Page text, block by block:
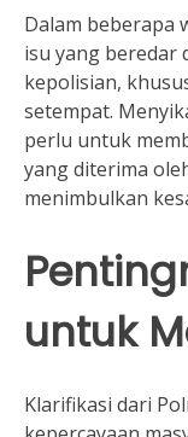
Dalam beberapa
isu yang beredar
kepolisian,
setempat.
perlu untuk
yang diterima
menimbulkan
untuk
Klarifikasi dari